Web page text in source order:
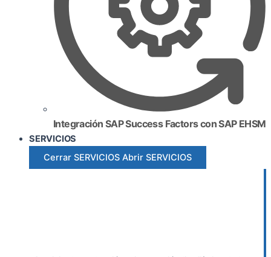
Integración SAP Success Factors con SAP EHSM
SERVICIOS
Cerrar SERVICIOS Abrir SERVICIOS